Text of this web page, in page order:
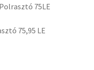
75LE
75,95 LE